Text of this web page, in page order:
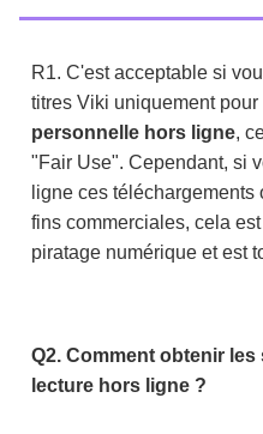
R1. C'est acceptable si
titres Viki uniquement pour
personnelle hors ligne,
"Fair Use". Cependant, si
ligne ces
fins commerciales, cela
piratage numérique et est
Q2. Comment obtenir
lecture hors ligne ?